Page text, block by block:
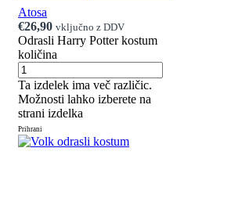
Atosa
€26,90 vključno z DDV
Odrasli Harry Potter kostum
količina
Ta izdelek ima več različic.
Možnosti lahko izberete na
strani izdelka
Prihrani